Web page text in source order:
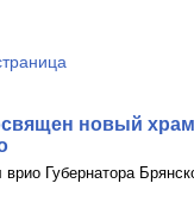
новый
Губернатора